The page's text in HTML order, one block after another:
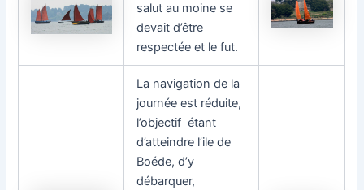
salut au moine se
devait d’être
respectée et le fut.
La navigation de la
journée est réduite,
l’objectif étant
d’atteindre l’ile de
Boéde, d’y
débarquer,